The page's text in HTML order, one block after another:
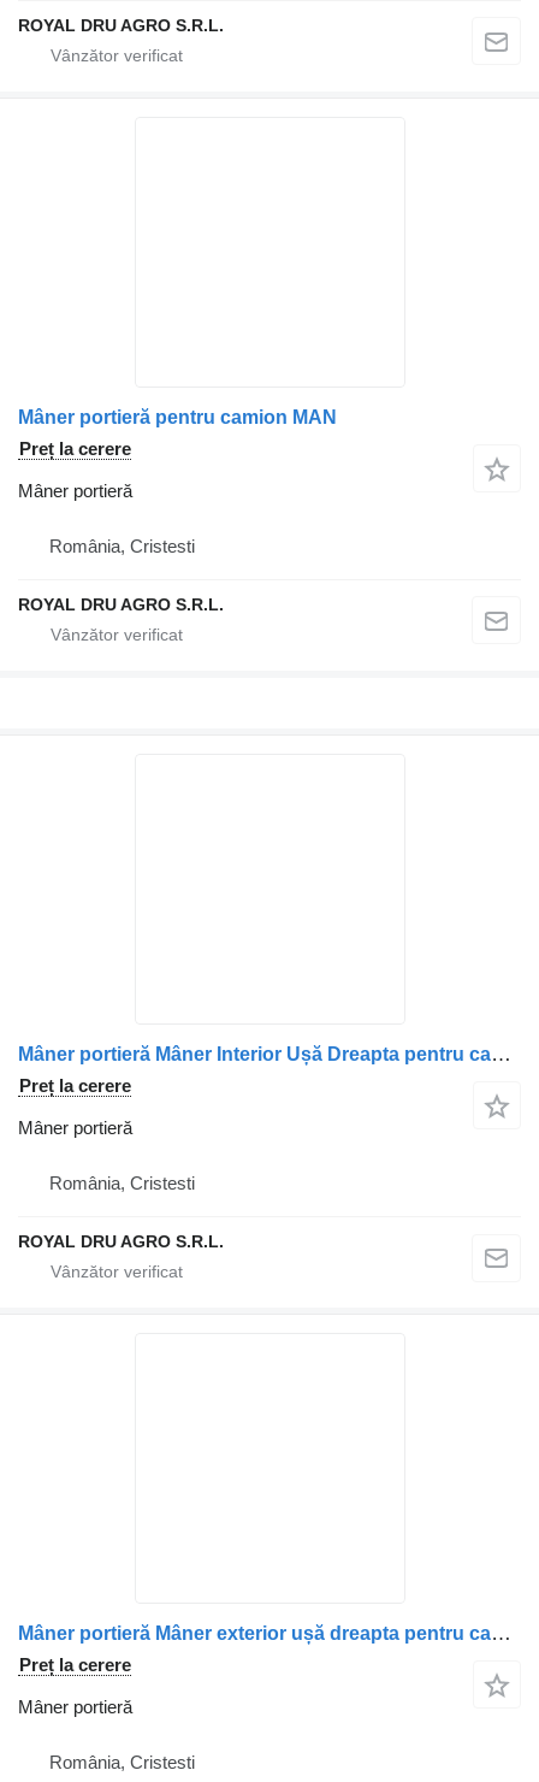
ROYAL DRU AGRO S.R.L.
Mâner portieră pentru camion MAN
Preț la cerere
Mâner portieră
România, Cristesti
ROYAL DRU AGRO S.R.L.
Mâner portieră Mâner Interior Ușă Dreapta pentru camion MAN 81626416068 8162641-6068
Preț la cerere
Mâner portieră
România, Cristesti
ROYAL DRU AGRO S.R.L.
Mâner portieră Mâner exterior ușă dreapta pentru camion MAN 8162641
Preț la cerere
Mâner portieră
România, Cristesti